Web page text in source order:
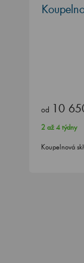
od 10
2 až 4 týdny
Koupelnová